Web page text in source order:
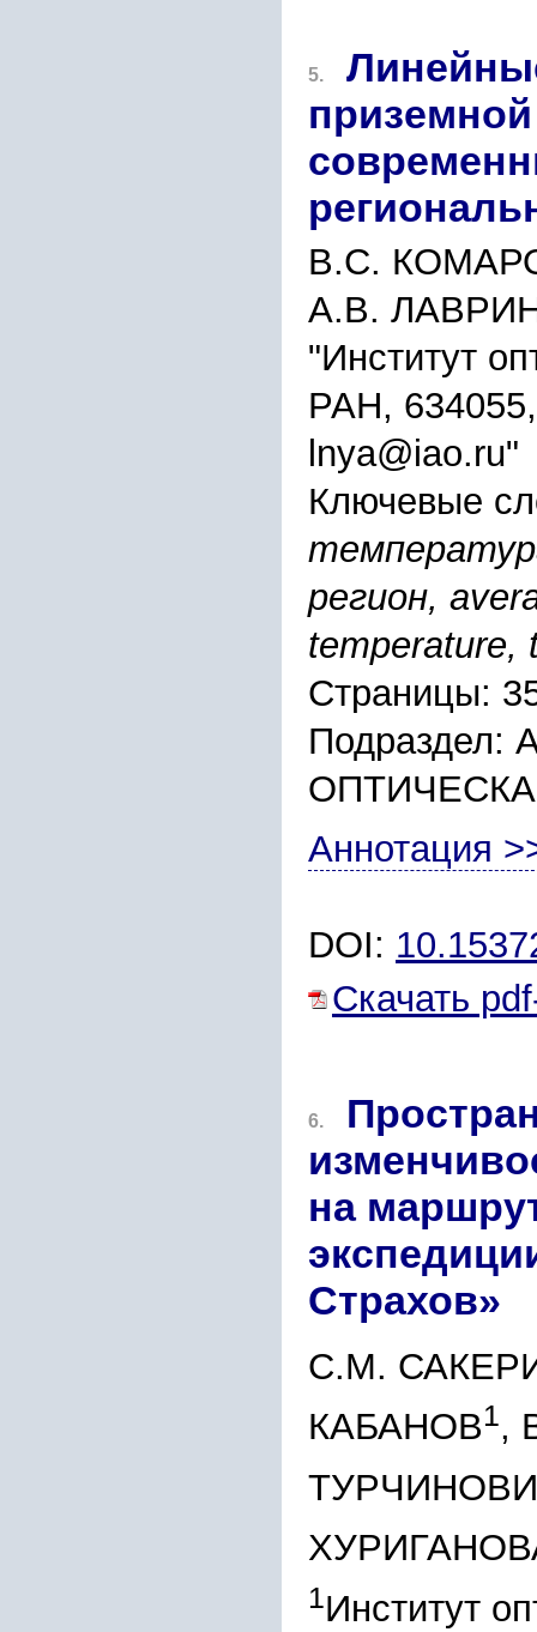
5.
В.С.
А.В.
"Институт
РАН,
lnya@iao.ru"
Ключевые
регион,
temperature,
Страницы:
Аннотация
DOI:
Скачать
6.
на
Страхов»
С.М.
КАБАНОВ1,
1Институт